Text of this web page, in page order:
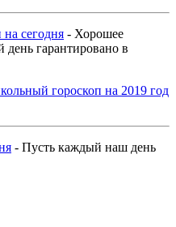
сегодня - Хорошее
день гарантировано в
гороскоп на 2019 год
- Пусть каждый наш день